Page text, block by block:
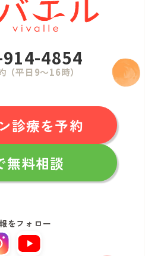
4854
（平日9〜16時）
診療を予約
無料相談
をフォロー